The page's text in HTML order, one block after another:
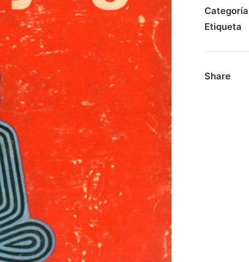
Del
Yoga
Categoría
Etiqueta
Share